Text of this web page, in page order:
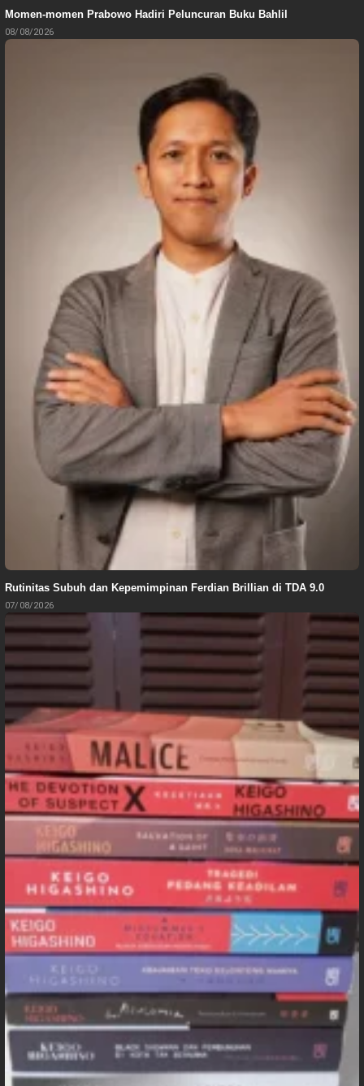
Momen-momen Prabowo Hadiri Peluncuran Buku Bahlil
08/08/2026
Rutinitas Subuh dan Kepemimpinan Ferdian Brillian di TDA 9.0
07/08/2026